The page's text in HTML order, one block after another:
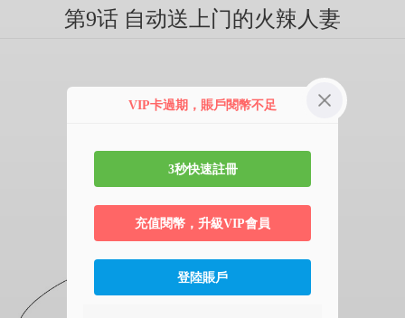
第9话 自动送上门的火辣人妻
VIP卡過期，賬戶閱幣不足
3秒快速註冊
充值閱幣，升級VIP會員
登陸賬戶